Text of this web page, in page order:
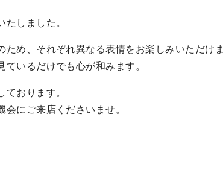
しました。
め、それぞれ異なる表情をお楽しみいただけま
いるだけでも心が和みます。
おります。
にご来店くださいませ。